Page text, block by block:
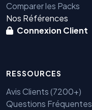
Comparer les Packs
Nos Références
Connexion Client
RESSOURCES
Avis Clients (7200+)
Questions Fréquentes